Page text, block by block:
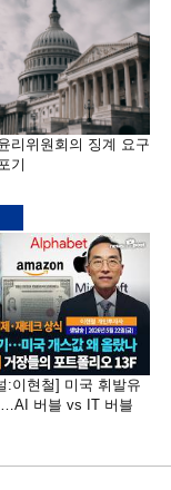
리위원회의 징계 요구
기
:이현철] 미국 휘발유
버블 vs IT 버블